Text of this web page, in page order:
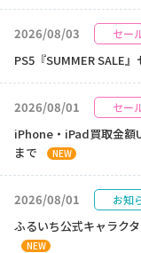
2026/08/03 セー
PS5『SUMMER SALE
2026/08/01 セー
iPhone・iPad買取金額
まで
NEW
2026/08/01 お知
ふるいち公式キャラク
NEW